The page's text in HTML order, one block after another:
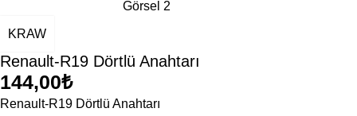
KRAW
Renault-R19 Dörtlü Anahtarı
144,00₺
Renault-R19 Dörtlü Anahtarı